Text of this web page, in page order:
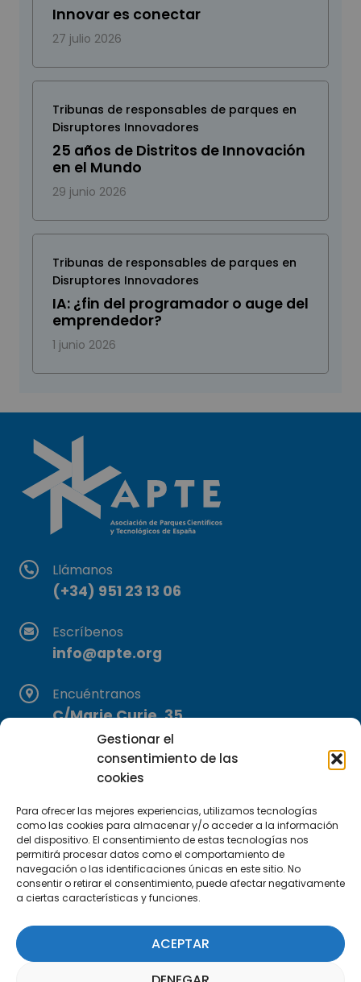
Gestionar el
consentimiento de las
cookies
Para ofrecer las mejores experiencias, utilizamos tecnologías
como las cookies para almacenar y/o acceder a la información
del dispositivo. El consentimiento de estas tecnologías nos
permitirá procesar datos como el comportamiento de
navegación o las identificaciones únicas en este sitio. No
consentir o retirar el consentimiento, puede afectar negativamente
a ciertas características y funciones.
ACEPTAR
Innovar es conectar
27 julio 2026
Tribunas de responsables de parques en
Disruptores Innovadores
25 años de Distritos de Innovación
en el Mundo
29 junio 2026
Tribunas de responsables de parques en
Disruptores Innovadores
IA: ¿fin del programador o auge del
emprendedor?
1 junio 2026
Llámanos
(+34) 951 23 13 06
Escríbenos
info@apte.org
Encuéntranos
C/Marie Curie, 35
29590 Campanillas, Málaga
Suscríbete a nuestra Newsletter